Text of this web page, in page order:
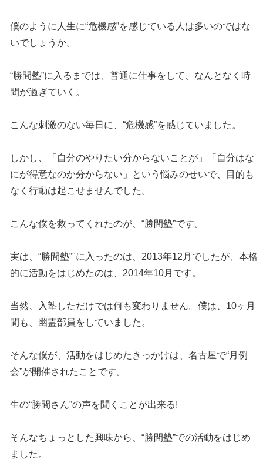
僕のように人生に“危機感”を感じている人は多いのではな
いでしょうか。
“勝間塾”に入るまでは、普通に仕事をして、なんとなく時
間が過ぎていく。
こんな刺激のない毎日に、“危機感”を感じていました。
しかし、「自分のやりたい分からないことが」「自分はな
にが得意なのか分からない」という悩みのせいで、目的も
なく行動は起こせませんでした。
こんな僕を救ってくれたのが、“勝間塾”です。
実は、“勝間塾”"に入ったのは、2013年12月でしたが、本格
的に活動をはじめたのは、2014年10月です。
当然、入塾しただけでは何も変わりません。僕は、10ヶ月
間も、幽霊部員をしていました。
そんな僕が、活動をはじめたきっかけは、名古屋で“月例
会”が開催されたことです。
生の“勝間さん”の声を聞くことが出来る!
そんなちょっとした興味から、“勝間塾”での活動をはじめ
ました。